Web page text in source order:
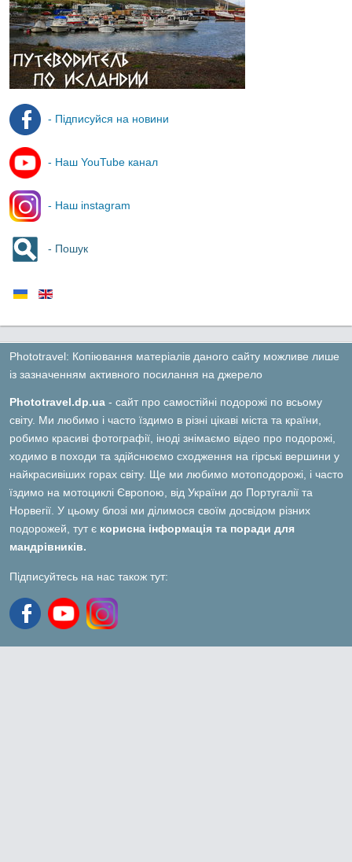
- Підписуйся на новини
- Наш YouTube канал
- Наш instagram
- Пошук
Phototravel: Копіювання матеріалів даного сайту можливе лише
із зазначенням активного посилання на джерело
Phototravel.dp.ua - сайт про самостійні подорожі по всьому
світу. Ми любимо і часто їздимо в різні цікаві міста та країни,
робимо красиві фотографії, іноді знімаємо відео про подорожі,
ходимо в походи та здійснюємо сходження на гірські вершини у
найкрасивіших горах світу. Ще ми любимо мотоподорожі, і часто
їздимо на мотоциклі Європою, від України до Португалії та
Норвегії. У цьому блозі ми ділимося своїм досвідом різних
подорожей, тут є корисна інформація та поради для
мандрівників.
Підписуйтесь на нас також тут: